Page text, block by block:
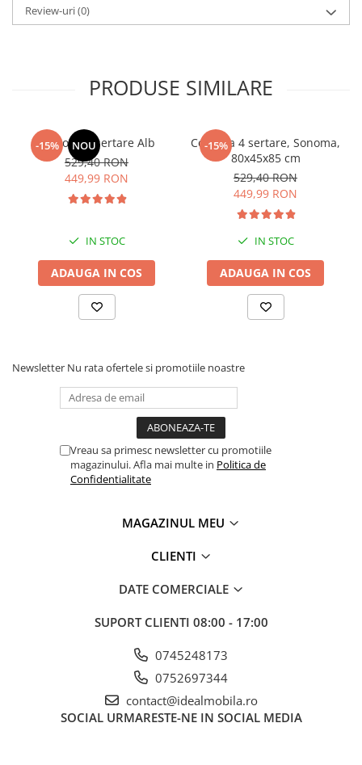
Review-uri(0)
PRODUSE SIMILARE
-15% NOU
Comoda 4 sertare Alb
529,40 RON
449,99 RON
IN STOC
ADAUGA IN COS
-15%
Comoda 4 sertare, Sonoma,
80x45x85 cm
529,40 RON
449,99 RON
IN STOC
ADAUGA IN COS
Newsletter Nu rata ofertele si promotiile noastre
Vreau sa primesc newsletter cu promotiile
magazinului. Afla mai multe in Politica de
Confidentialitate
MAGAZINUL MEU
CLIENTI
DATE COMERCIALE
SUPORT CLIENTI 08:00 - 17:00
0745248173
0752697344
contact@idealmobila.ro
SOCIAL URMARESTE-NE IN SOCIAL MEDIA